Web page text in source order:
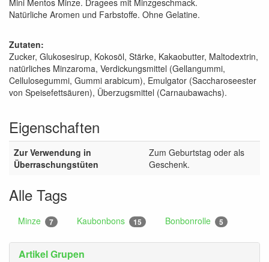
Artikel Grupen
Mini Mentos Minze. Dragees mit Minzgeschmack.
Natürliche Aromen und Farbstoffe. Ohne Gelatine.
Zutaten:
Zucker, Glukosesirup, Kokosöl, Stärke, Kakaobutter, Maltodextrin,
natürliches Minzaroma, Verdickungsmittel (Gellangummi,
Cellulosegummi, Gummi arabicum), Emulgator (Saccharoseester
von Speisefettsäuren), Überzugsmittel (Carnaubawachs).
Eigenschaften
Zur Verwendung in
Überraschungstüten
Zum Geburtstag oder als
Geschenk.
Alle Tags
Minze 7 Kaubonbons 15 Bonbonrolle 5